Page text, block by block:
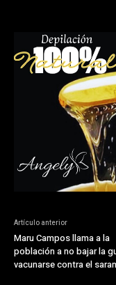
Artículo anterior
Maru Campos llama a la
población a no bajar la
vacunarse contra el